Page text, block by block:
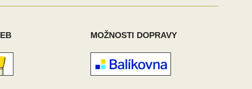
MOŽNOSTI DOPRAVY